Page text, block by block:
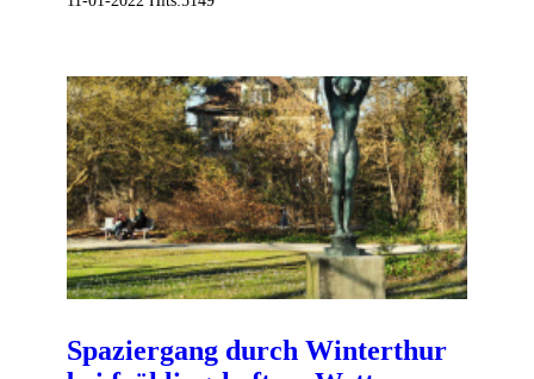
Spaziergang durch Winterthur